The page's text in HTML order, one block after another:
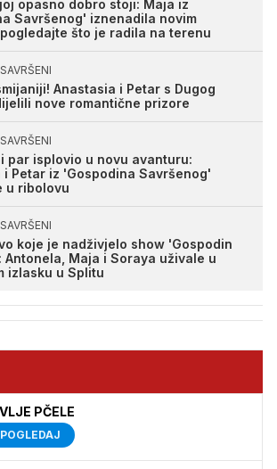
opasno dobro stoji: Maja iz
Savršenog' iznenadila novim
što je radila na terenu
Anastasia i Petar s Dugog
nove romantične prizore
par isplovio u novu avanturu:
i Petar iz 'Gospodina Savršenog'
u ribolovu
koje je nadživjelo show 'Gospodin
Antonela, Maja i Soraya uživale u
izlasku u Splitu
PČELE
POGLEDAJ